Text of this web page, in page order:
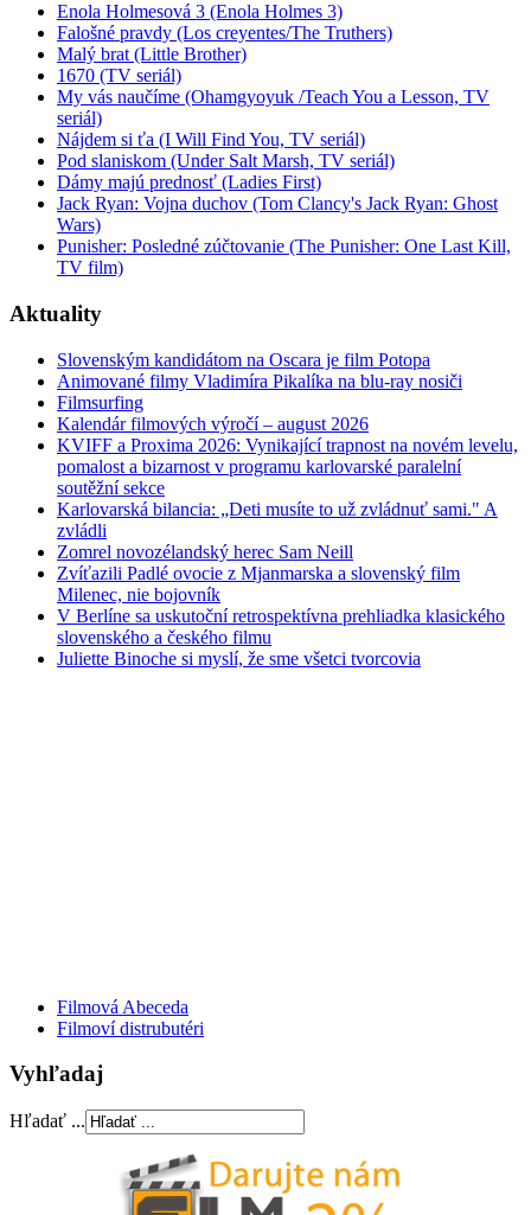
Enola Holmesová 3 (Enola Holmes 3)
Falošné pravdy (Los creyentes/The Truthers)
Malý brat (Little Brother)
1670 (TV seriál)
My vás naučíme (Ohamgyoyuk /Teach You a Lesson, TV
seriál)
Nájdem si ťa (I Will Find You, TV seriál)
Pod slaniskom (Under Salt Marsh, TV seriál)
Dámy majú prednosť (Ladies First)
Jack Ryan: Vojna duchov (Tom Clancy's Jack Ryan: Ghost
Wars)
Punisher: Posledné zúčtovanie (The Punisher: One Last Kill,
TV film)
Aktuality
Slovenským kandidátom na Oscara je film Potopa
Animované filmy Vladimíra Pikalíka na blu-ray nosiči
Filmsurfing
Kalendár filmových výročí – august 2026
KVIFF a Proxima 2026: Vynikající trapnost na novém levelu,
pomalost a bizarnost v programu karlovarské paralelní
soutěžní sekce
Karlovarská bilancia: „Deti musíte to už zvládnuť sami." A
zvládli
Zomrel novozélandský herec Sam Neill
Zvíťazili Padlé ovocie z Mjanmarska a slovenský film
Milenec, nie bojovník
V Berlíne sa uskutoční retrospektívna prehliadka klasického
slovenského a českého filmu
Juliette Binoche si myslí, že sme všetci tvorcovia
Filmová Abeceda
Filmoví distrubutéri
Vyhľadaj
Hľadať ...